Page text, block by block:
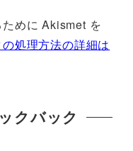
めに Akismet を
処理方法の詳細は
クバック